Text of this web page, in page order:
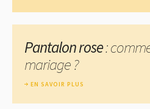
Pantalon rose:
mariage ?
EN SAVOIR PLUS